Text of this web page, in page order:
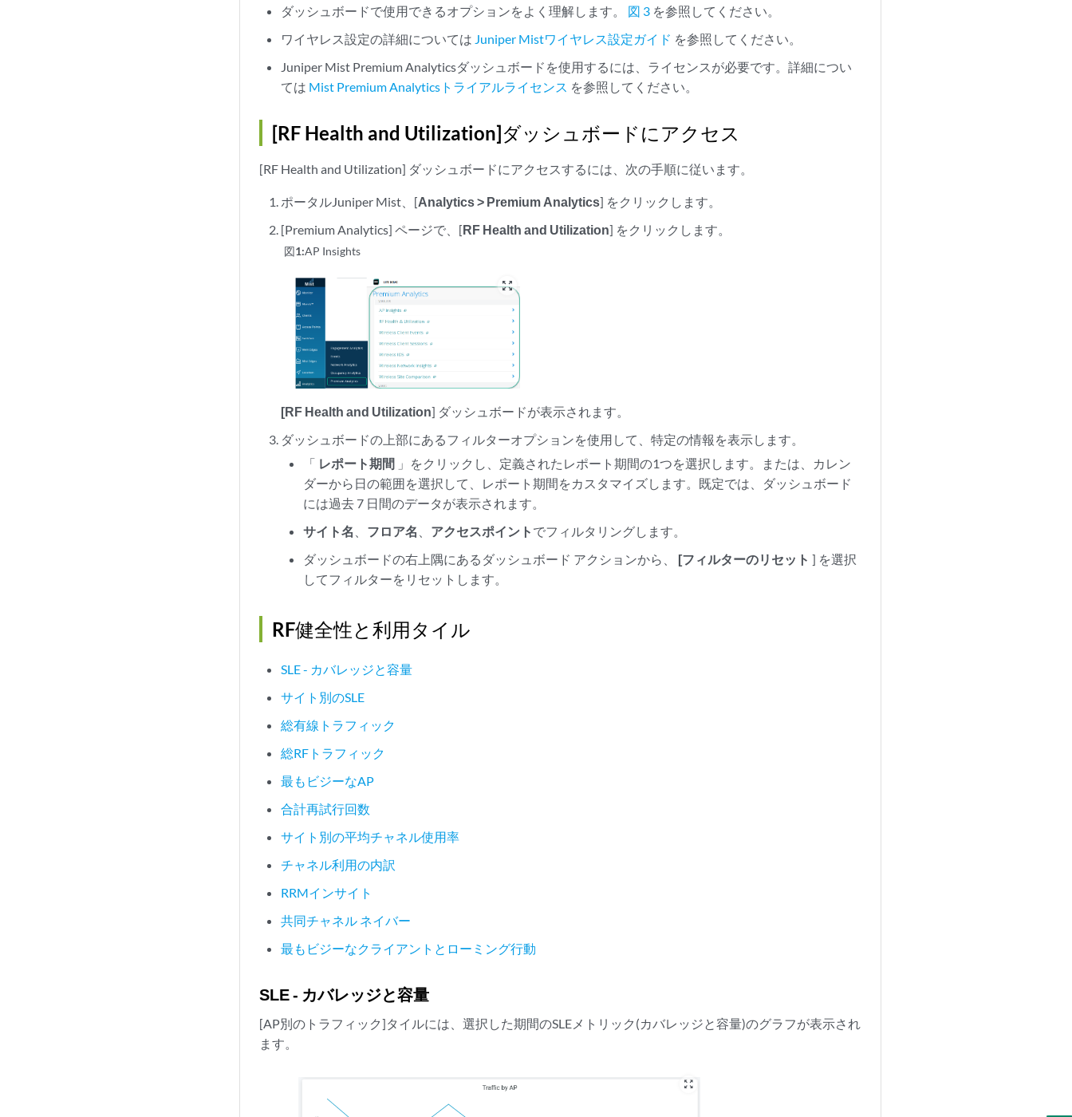
ダッシュボードで使用できるオプションをよく理解します。 図 3 を参照してください。
ワイヤレス設定の詳細については Juniper Mistワイヤレス設定ガイド を参照してください。
Juniper Mist Premium Analyticsダッシュボードを使用するには、ライセンスが必要です。詳細につい
ては Mist Premium Analyticsトライアルライセンス を参照してください。
[RF Health and Utilization]ダッシュボードにアクセス
[RF Health and Utilization] ダッシュボードにアクセスするには、次の手順に従います。
ポータルJuniper Mist、[Analytics > Premium Analytics] をクリックします。
[Premium Analytics] ページで、[RF Health and Utilization] をクリックします。
図1:AP Insights
zoom_out_map
[RF Health and Utilization] ダッシュボードが表示されます。
ダッシュボードの上部にあるフィルターオプションを使用して、特定の情報を表示します。
「 レポート期間」をクリックし、定義されたレポート期間の1つを選択します。または、カレン
ダーから日の範囲を選択して、レポート期間をカスタマイズします。既定では、ダッシュボード
には過去 7 日間のデータが表示されます。
サイト名
フロア名 アクセスポイント でフィルタリングします。
ダッシュボードの右上隅にあるダッシュボード アクションから、 [フィルターのリセット ] を選択
してフィルターをリセットします。
RF健全性と利用タイル
SLE - カバレッジと容量
サイト別のSLE
総有線トラフィック
総RFトラフィック
最もビジーなAP
合計再試行回数
サイト別の平均チャネル使用率
チャネル利用の内訳
RRMインサイト
共同チャネル ネイバー
最もビジーなクライアントとローミング行動
SLE - カバレッジと容量
[AP別のトラフィック]タイルには、選択した期間のSLEメトリック(カバレッジと容量)のグラフが表示され
ます。
zoom_out_map